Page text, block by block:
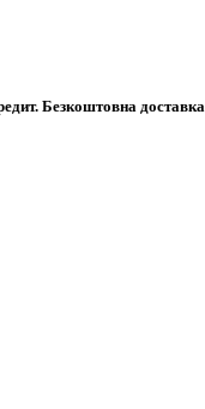
Безкоштовна доставка